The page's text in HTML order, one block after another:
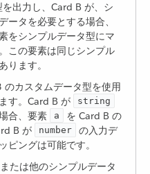
出力し、Card B が、シ
ータを必要とする場合、
をシンプルデータ型にマ
この要素は同じシンプル
ります。
カスタムデータ型を使用
す。Card B が
string
合、要素
a
​ を Card B の
B が
number
​ の入力デ
ピングは可能です。
​ または他のシンプルデータ